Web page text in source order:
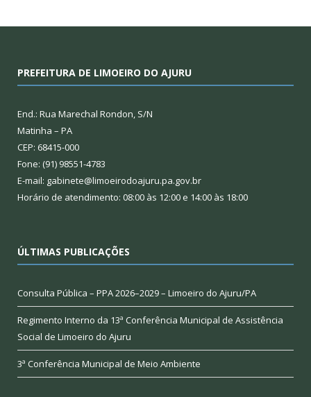
PREFEITURA DE LIMOEIRO DO AJURU
End.: Rua Marechal Rondon, S/N
Matinha – PA
CEP: 68415-000
Fone: (91) 98551-4783
E-mail: gabinete@limoeirodoajuru.pa.gov.br
Horário de atendimento: 08:00 às 12:00 e 14:00 às 18:00
ÚLTIMAS PUBLICAÇÕES
Consulta Pública – PPA 2026–2029 – Limoeiro do Ajuru/PA
Regimento Interno da 13ª Conferência Municipal de Assistência
Social de Limoeiro do Ajuru
3ª Conferência Municipal de Meio Ambiente